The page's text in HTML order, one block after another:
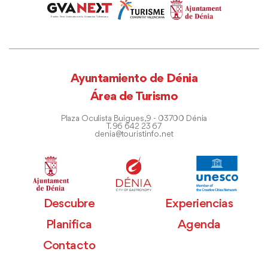
Ayuntamiento de Dénia
Área de Turismo
Plaza Oculista Buigues, 9 - 03700 Dénia
T. 96 642 23 67
denia@touristinfo.net
Descubre
Experiencias
Planifica
Agenda
Contacto